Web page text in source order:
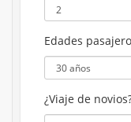
Edades
¿Viaje de